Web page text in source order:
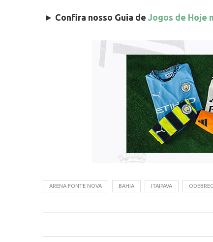
► Confira nosso Guia de Jogos de Hoje
ARENA FONTE NOVA BAHIA ITAIPAVA